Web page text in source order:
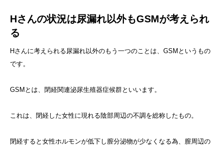
Hさんの状況は尿漏れ以外もGSMが考えられ
る
Hさんに考えられる尿漏れ以外のもう一つのことは、GSMというもの
です。
GSMとは、閉経関連泌尿生殖器症候群といいます。
これは、閉経した女性に現れる陰部周辺の不調を総称したもの。
閉経すると女性ホルモンが低下し膣分泌物が少なくなる為、膣周辺の